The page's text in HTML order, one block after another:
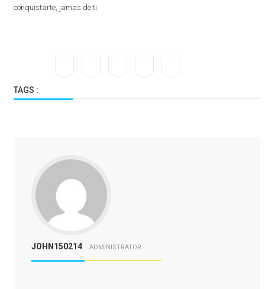
conquistarte, jamas de ti.
TAGS :
JOHN150214 ADMINISTRATOR